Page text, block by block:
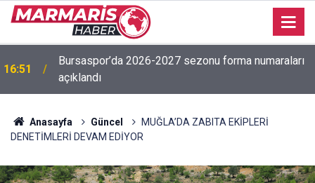
16:50
İşitme Engelliler Genç Kız Futsal Milli Takımı,
Bilecik’te kampa girdi
Anasayfa Güncel
MUĞLA’DA ZABITA EKİPLERİ
DENETİMLERİ DEVAM EDİYOR